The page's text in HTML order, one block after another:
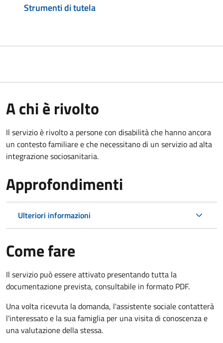
Strumenti di tutela
A chi è rivolto
Il servizio è rivolto a persone con disabilità che hanno ancora
un contesto familiare e che necessitano di un servizio ad alta
integrazione sociosanitaria.
Approfondimenti
Ulteriori informazioni
Come fare
Il servizio può essere attivato presentando tutta la
documentazione prevista, consultabile in formato PDF.
Una volta ricevuta la domanda, l'assistente sociale contatterà
l'interessato e la sua famiglia per una visita di conoscenza e
una valutazione della stessa.